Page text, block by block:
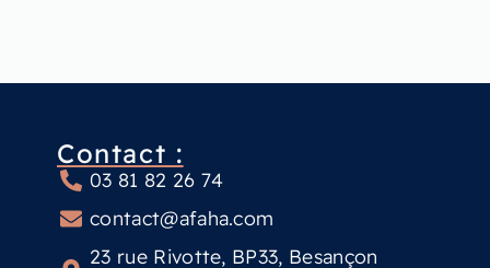
Contact :
03 81 82 26 74
contact@afaha.com
23 rue Rivotte, BP33, Besançon